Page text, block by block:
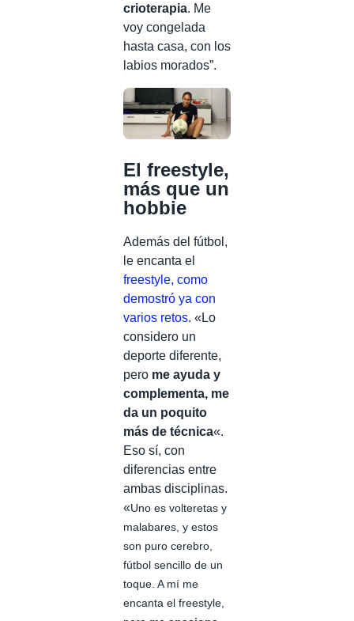
crioterapia. Me
voy congelada
hasta casa, con los
labios morados”.
El freestyle,
más que un
hobbie
Además del fútbol,
le encanta el
freestyle, como
demostró ya con
varios retos. «Lo
considero un
deporte diferente,
pero me ayuda y
complementa, me
da un poquito
más de técnica«.
Eso sí, con
diferencias entre
ambas disciplinas.
«Uno es volteretas y
malabares, y estos
son puro cerebro,
fútbol sencillo de un
toque. A mí me
encanta el freestyle,